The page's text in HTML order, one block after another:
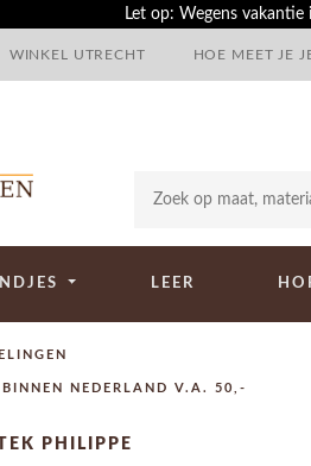
Let op: Wegens
WINKEL UTRECHT HOE MEET JE
LEER
NEDERLAND V.A. 50,-
PHILIPPE